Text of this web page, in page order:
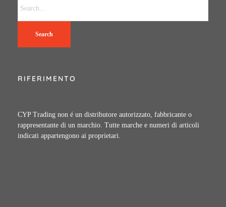
Search
RIFERIMENTO
CYP Trading non é un distributore autorizzato, fabbricante o
rappresentante di un marchio. Tutte marche e numeri di articoli
indicati appartengono ai proprietari.